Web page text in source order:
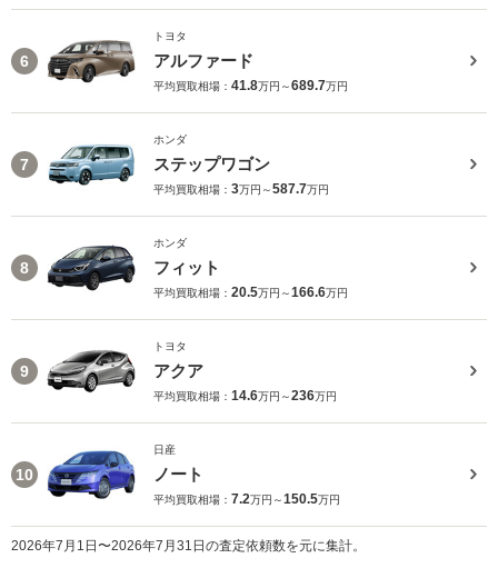
6
トヨタ
アルファード
平均買取相場： 41.8万円～689.7万円
7
ホンダ
ステップワゴン
平均買取相場： 3万円～587.7万円
8
ホンダ
フィット
平均買取相場： 20.5万円～166.6万円
9
トヨタ
アクア
平均買取相場： 14.6万円～236万円
10
日産
ノート
平均買取相場： 7.2万円～150.5万円
2026年7月1日〜2026年7月31日の査定依頼数を元に集計。